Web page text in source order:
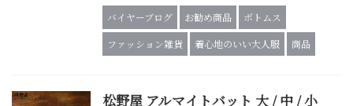
バイヤーブログ お勧め商品
ボトムス
ファッション雑貨
着心地のいい大人服 商品
松野屋 アルマイトバット 大 / 中 / 小